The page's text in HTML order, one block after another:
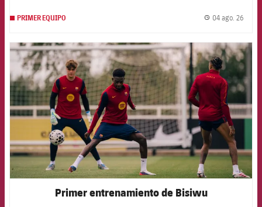
PRIMER EQUIPO 04 ago. 26
FCB Barcelona badge
Primer entrenamiento de Bisiwu